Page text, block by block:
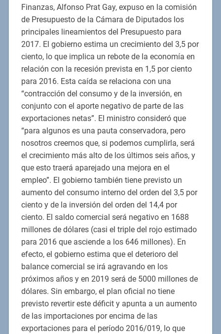
Finanzas, Alfonso Prat Gay, expuso en la comisión
de Presupuesto de la Cámara de Diputados los
principales lineamientos del Presupuesto para
2017. El gobierno estima un crecimiento del 3,5 por
ciento, lo que implica un rebote de la economía en
relación con la recesión prevista en 1,5 por ciento
para 2016. Esta caída se relaciona con una
“contracción del consumo y de la inversión, en
conjunto con el aporte negativo de parte de las
exportaciones netas”. El ministro consideró que
“para algunos es una pauta conservadora, pero
nosotros creemos que, si podemos cumplirla, será
el crecimiento más alto de los últimos seis años, y
que esto traerá aparejado una mejora en el
empleo”. El gobierno también tiene previsto un
aumento del consumo interno del orden del 3,5 por
ciento y de la inversión del orden del 14,4 por
ciento. El saldo comercial será negativo en 1688
millones de dólares (casi el triple del rojo estimado
para 2016 que asciende a los 646 millones). En
efecto, el gobierno estima que el deterioro del
balance comercial se irá agravando en los
próximos años y en 2019 será de 5000 millones de
dólares. Sin embargo, el plan oficial no tiene
previsto revertir este déficit y apunta a un aumento
de las importaciones por encima de las
exportaciones para el período 2016/019, lo que